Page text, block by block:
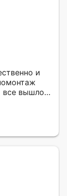
и
все вышло
что могу